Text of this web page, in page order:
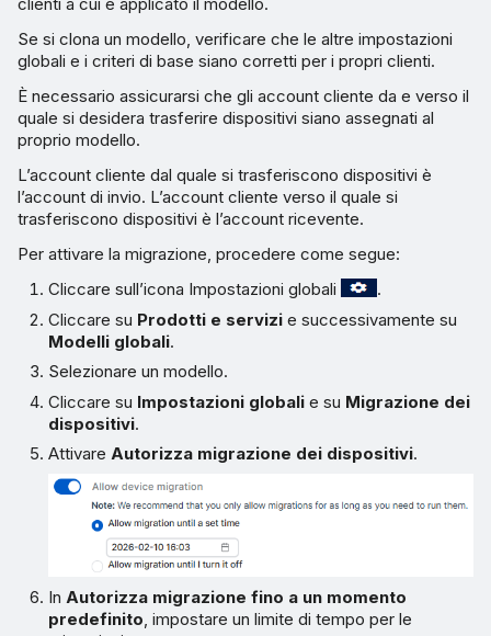
clienti a cui è applicato il modello.
Se si clona un modello, verificare che le altre impostazioni
globali e i criteri di base siano corretti per i propri clienti.
È necessario assicurarsi che gli account cliente da e verso il
quale si desidera trasferire dispositivi siano assegnati al
proprio modello.
L’account cliente dal quale si trasferiscono dispositivi è
l’account di invio. L’account cliente verso il quale si
trasferiscono dispositivi è l’account ricevente.
Per attivare la migrazione, procedere come segue:
Cliccare sull’icona Impostazioni globali
.
Cliccare su Prodotti e servizi e successivamente su
Modelli globali.
Selezionare un modello.
Cliccare su Impostazioni globali e su Migrazione dei
dispositivi.
AttivareAutorizza migrazione dei dispositivi.
In Autorizza migrazione fino a un momento
predefinito , impostare un limite di tempo per le